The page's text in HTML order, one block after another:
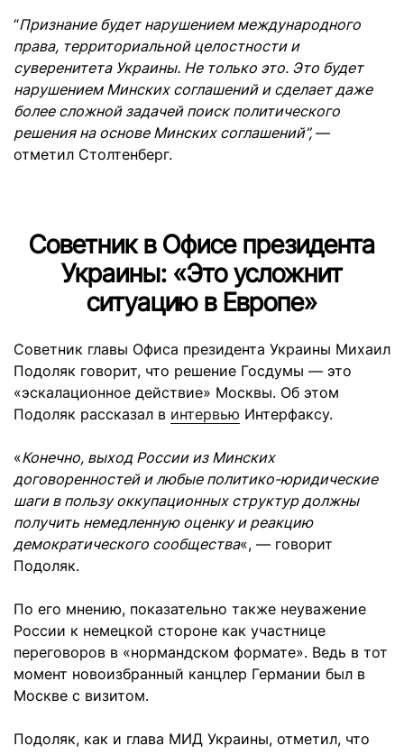
“Признание будет нарушением международного
права, территориальной целостности и
суверенитета Украины. Не только это. Это будет
нарушением Минских соглашений и сделает даже
более сложной задачей поиск политического
решения на основе Минских соглашений”, —
отметил Столтенберг.
Советник в Офисе президента
Украины: «Это усложнит
ситуацию в Европе»
Советник главы Офиса президента Украины Михаил
Подоляк говорит, что решение Госдумы — это
«эскалационное действие» Москвы. Об этом
Подоляк рассказал в интервью Интерфаксу.
«Конечно, выход России из Минских
договоренностей и любые политико-юридические
шаги в пользу оккупационных структур должны
получить немедленную оценку и реакцию
демократического сообщества«, — говорит
Подоляк.
По его мнению, показательно также неуважение
России к немецкой стороне как участнице
переговоров в «нормандском формате». Ведь в тот
момент новоизбранный канцлер Германии был в
Москве с визитом.
Подоляк, как и глава МИД Украины, отметил, что